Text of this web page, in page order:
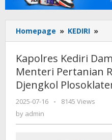
Homepage » KEDIRI »
Kapolres Kediri
Menteri Pertanian
Djengkol
2025-07-16
by
-
8145 Views
by admin